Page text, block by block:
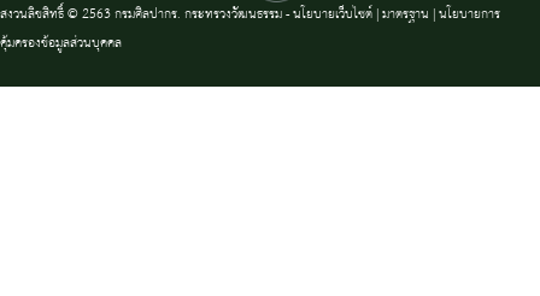
สงวนลิขสิทธิ์ © 2563 กรมศิลปากร. กระทรวงวัฒนธรรม -นโยบายเว็บไซต์|มาตรฐาน |นโยบายการ
คุ้มครองข้อมูลส่วนบุคคล